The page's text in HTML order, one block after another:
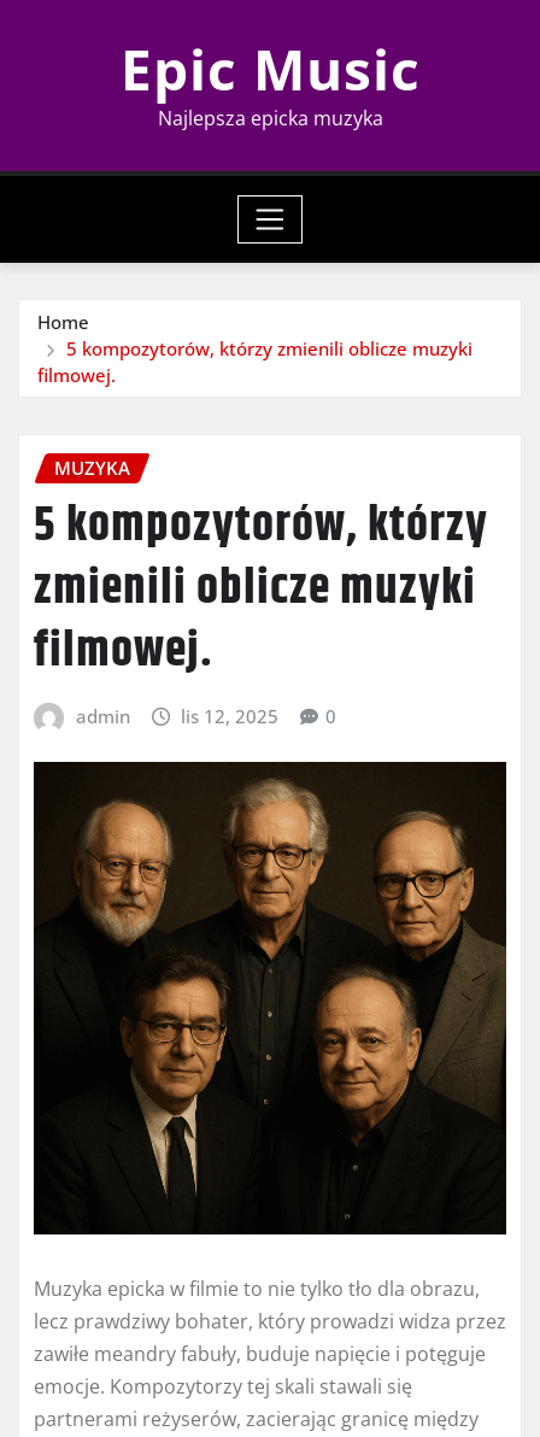
Epic Music
Najlepsza epicka muzyka
Home
5 kompozytorów, którzy zmienili oblicze muzyki
filmowej.
MUZYKA
5 kompozytorów, którzy
zmienili oblicze muzyki
filmowej.
admin lis 12, 2025 0
Muzyka epicka w filmie to nie tylko tło dla obrazu,
lecz prawdziwy bohater, który prowadzi widza przez
zawiłe meandry fabuły, buduje napięcie i potęguje
emocje. Kompozytorzy tej skali stawali się
partnerami reżyserów, zacierając granicę między